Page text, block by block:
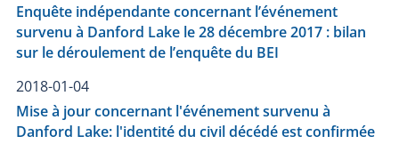
Enquête indépendante concernant l’événement
survenu à Danford Lake le 28 décembre 2017 : bilan
sur le déroulement de l’enquête du BEI
2018-01-04
Mise à jour concernant l'événement survenu à
Danford Lake: l'identité du civil décédé est confirmée